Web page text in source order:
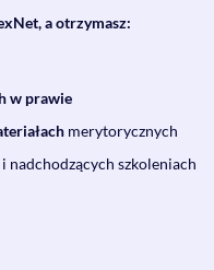
a otrzymasz:
w prawie
merytorycznych
i nadchodzących szkoleniach